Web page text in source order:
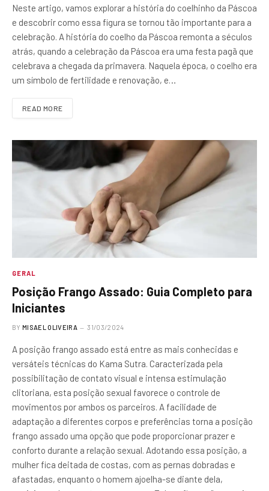
Neste artigo, vamos explorar a história do coelhinho da Páscoa
e descobrir como essa figura se tornou tão importante para a
celebração. A história do coelho da Páscoa remonta a séculos
atrás, quando a celebração da Páscoa era uma festa pagã que
celebrava a chegada da primavera. Naquela época, o coelho era
um símbolo de fertilidade e renovação, e…
READ MORE
GERAL
Posição Frango Assado: Guia Completo para
Iniciantes
BY MISAEL OLIVEIRA 31/03/2024
A posição frango assado está entre as mais conhecidas e
versáteis técnicas do Kama Sutra. Caracterizada pela
possibilitação de contato visual e intensa estimulação
clitoriana, esta posição sexual favorece o controle de
movimentos por ambos os parceiros. A facilidade de
adaptação a diferentes corpos e preferências torna a posição
frango assado uma opção que pode proporcionar prazer e
conforto durante a relação sexual. Adotando essa posição, a
mulher fica deitada de costas, com as pernas dobradas e
afastadas, enquanto o homem ajoelha-se diante dela,